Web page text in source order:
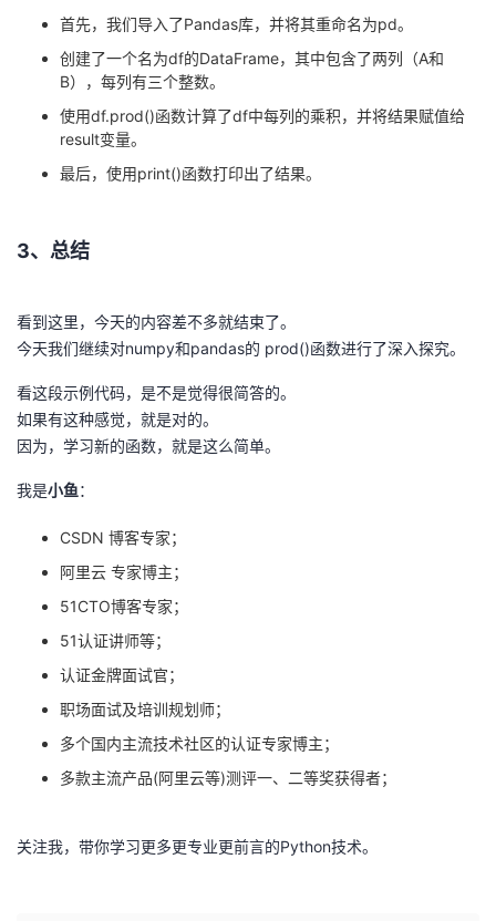
首先，我们导入了Pandas库，并将其重命名为pd。
创建了一个名为df的DataFrame，其中包含了两列（A和
B），每列有三个整数。
使用df.prod()函数计算了df中每列的乘积，并将结果赋值给
result变量。
最后，使用print()函数打印出了结果。
3、总结
看到这里，今天的内容差不多就结束了。
今天我们继续对numpy和pandas的 prod()函数进行了深入探究。
看这段示例代码，是不是觉得很简答的。
如果有这种感觉，就是对的。
因为，学习新的函数，就是这么简单。
我是小鱼：
CSDN 博客专家；
阿里云 专家博主；
51CTO博客专家；
51认证讲师等；
认证金牌面试官；
职场面试及培训规划师；
多个国内主流技术社区的认证专家博主；
多款主流产品(阿里云等)测评一、二等奖获得者；
关注我，带你学习更多更专业更前言的Python技术。